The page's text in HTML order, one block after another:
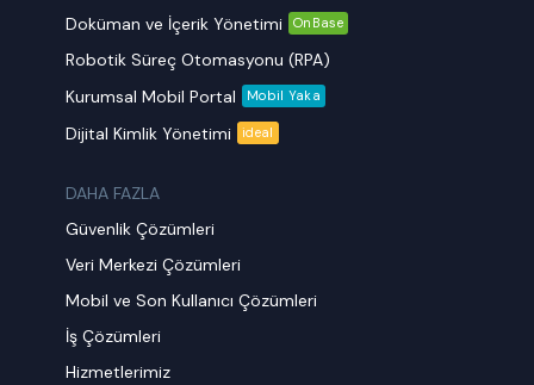
Doküman ve İçerik Yönetimi
OnBase
Robotik Süreç Otomasyonu (RPA)
Kurumsal Mobil Portal
Mobil Yaka
Dijital Kimlik Yönetimi ideal
DAHA FAZLA
Güvenlik Çözümleri
Veri Merkezi Çözümleri
Mobil ve Son Kullanıcı Çözümleri
İş Çözümleri
Hizmetlerimiz